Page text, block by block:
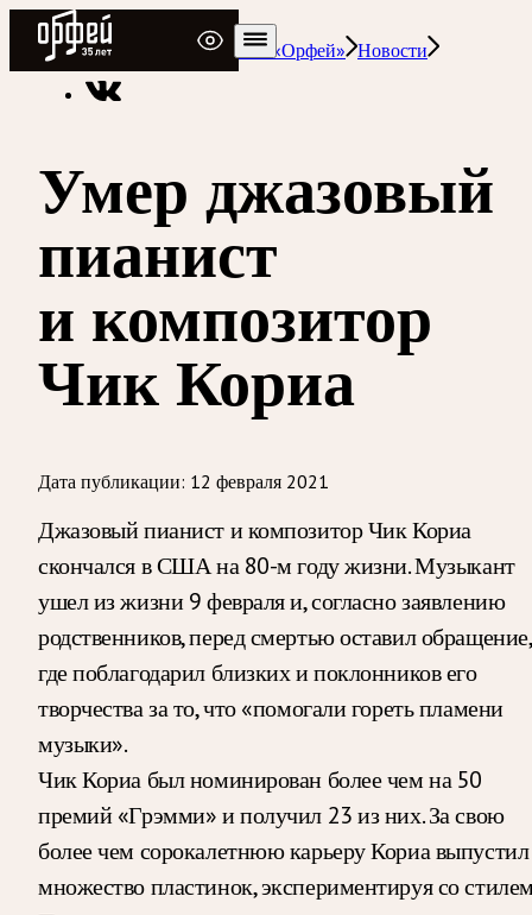
Радио Орфей
Радио классической музыки «Орфей» Новости
Умер джазовый
пианист
и композитор
Чик Кориа
Дата публикации: 12 февраля 2021
Джазовый пианист и композитор Чик Кориа
скончался в США на 80-м году жизни. Музыкант
ушел из жизни 9 февраля и, согласно заявлению
родственников, перед смертью оставил обращение,
где поблагодарил близких и поклонников его
творчества за то, что «помогали гореть пламени
музыки».
Чик Кориа был номинирован более чем на 50
премий «Грэмми» и получил 23 из них. За свою
более чем сорокалетнюю карьеру Кориа выпустил
множество пластинок, экспериментируя со